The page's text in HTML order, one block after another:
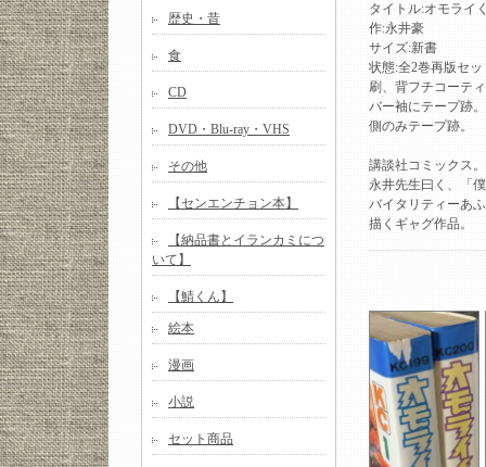
歴史・昔
食
CD
DVD・Blu-ray・VHS
その他
【センエンチョン本】
【納品書とイランカミにつ
いて】
【鯖くん】
絵本
漫画
小説
セット商品
タイトル:オモライ
作:永井豪
サイズ:新書
状態:全2巻再版セ
刷、背フチコーテ
バー袖にテープ跡
側のみテープ跡。
講談社コミックス。
永井先生曰く、「
バイタリティーあ
描くギャグ作品。